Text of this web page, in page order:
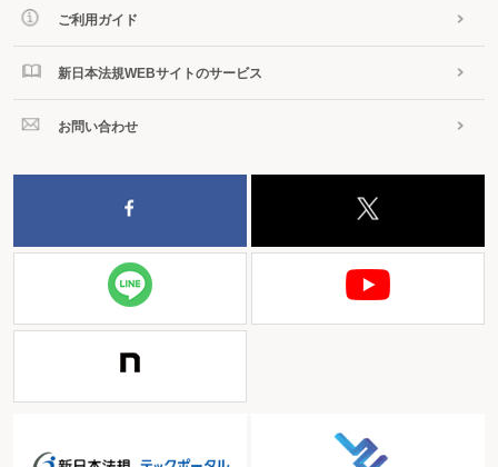
ご利用ガイド
新日本法規WEBサイトのサービス
お問い合わせ